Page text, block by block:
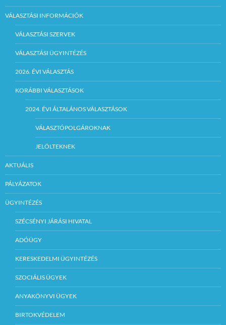
VÁLASZTÁSI INFORMÁCIÓK
VÁLASZTÁSI SZERVEK
VÁLASZTÁSI ÜGYINTÉZÉS
2026. ÉVI VÁLASZTÁS
KORÁBBI VÁLASZTÁSOK
2024. ÉVI ÁLTALÁNOS VÁLASZTÁSOK
VÁLASZTÓPOLGÁROKNAK
JELÖLTEKNEK
AKTUÁLIS
PÁLYÁZATOK
ÜGYINTÉZÉS
SZÉCSÉNYI JÁRÁSI HIVATAL
ADÓÜGY
KERESKEDELMI ÜGYINTÉZÉS
SZOCIÁLIS ÜGYEK
ANYAKÖNYVI ÜGYEK
BIRTOKVÉDELEM